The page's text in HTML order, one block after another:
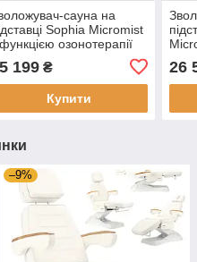
сауна на
Sophia Micromist
озонотерапії
світлотерапії PRO для
та догляду за
199₴
Купити
26
–9%